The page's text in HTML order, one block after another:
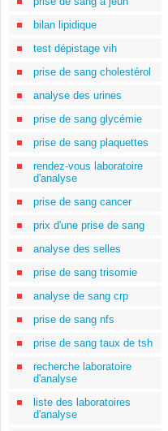
bilan lipidique
test dépistage vih
prise de sang cholestérol
analyse des urines
prise de sang glycémie
prise de sang plaquettes
rendez-vous laboratoire
d'analyse
prise de sang cancer
prix d'une prise de sang
analyse des selles
prise de sang trisomie
analyse de sang crp
prise de sang nfs
prise de sang taux de tsh
recherche laboratoire
d'analyse
liste des laboratoires
d'analyse